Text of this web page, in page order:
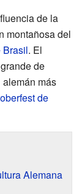
de la
montañosa del
Brasil. El
de
más
de
Alemana